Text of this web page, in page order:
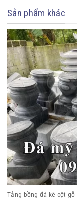
Sản phẩm khác
Tảng bồng đá kê cột gỗ